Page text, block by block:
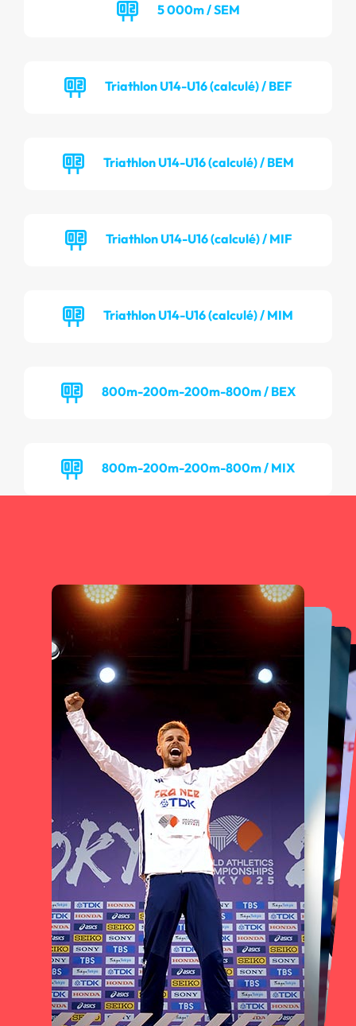
5 000m / SEM
Triathlon U14-U16 (calculé) / BEF
Triathlon U14-U16 (calculé) / BEM
Triathlon U14-U16 (calculé) / MIF
Triathlon U14-U16 (calculé) / MIM
800m-200m-200m-800m / BEX
800m-200m-200m-800m / MIX